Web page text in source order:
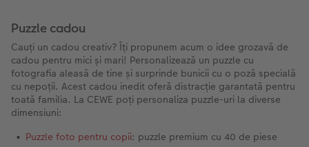
Puzzle cadou
Cauți un cadou creativ? Îți propunem acum o idee grozavă de
cadou pentru mici și mari! Personalizează un puzzle cu
fotografia aleasă de tine și surprinde bunicii cu o poză specială
cu nepoții. Acest cadou inedit oferă distracție garantată pentru
toată familia. La CEWE poți personaliza puzzle-uri la diverse
dimensiuni:
Puzzle foto pentru copii: puzzle premium cu 40 de piese